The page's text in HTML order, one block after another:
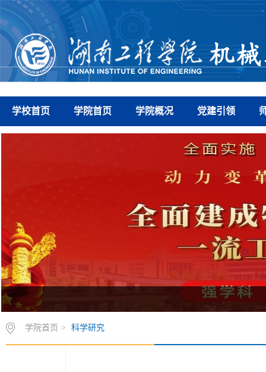
学校首页 学院首页 学院概况 党建引领
学院首页 > 科学研究